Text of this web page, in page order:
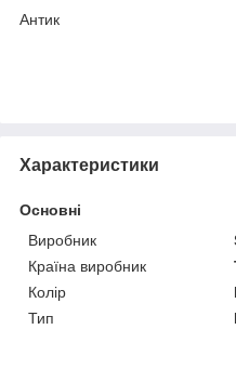
Антик
Характеристики
Основні
Виробник
Країна виробник
Колір
Тип